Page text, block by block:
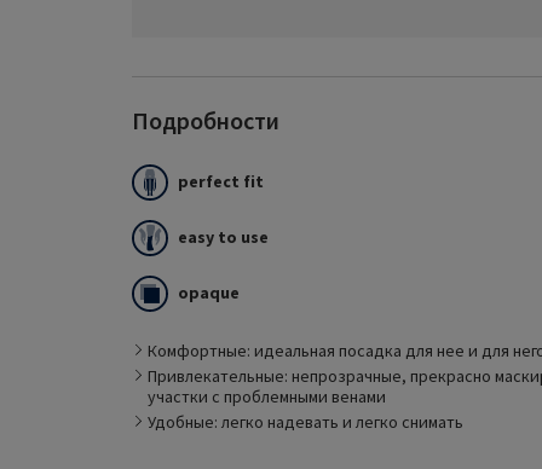
Подробности
perfect fit
easy to use
opaque
Комфортные: идеальная посадка для нее и для
Привлекательные: непрозрачные, прекрасно
участки с проблемными венами
Удобные: легко надевать и легко снимать
COMFORT - это компрессионные изделия с
посадкой, которые соответствуют самым
комфортной мягкостью, приятны при ношении и
подходят к фигуре.